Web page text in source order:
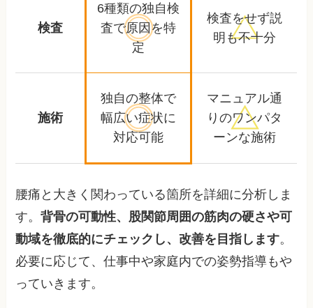
検査
6種類の独自検
査で原因を特
定
検査をせず説
明も不十分
施術
独自の整体で
幅広い症状に
対応可能
マニュアル通
りのワンパタ
ーンな施術
腰痛と大きく関わっている箇所を詳細に分析しま
す。背骨の可動性、股関節周囲の筋肉の硬さや可
動域を徹底的にチェックし、改善を目指します。
必要に応じて、仕事中や家庭内での姿勢指導もや
っていきます。